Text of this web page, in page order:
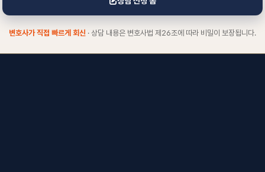
변호사가 직접 빠르게 회신 · 상담 내용은 변호사법 제26조에 따라 비밀이 보장됩니다.